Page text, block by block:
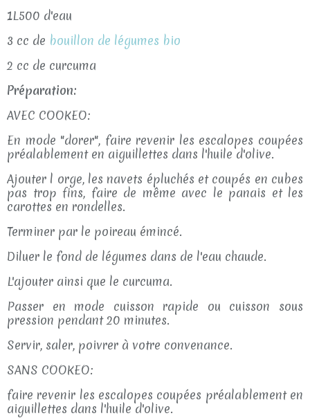
1L500 d'eau
3 cc de bouillon de légumes bio
2 cc de curcuma
Préparation:
AVEC COOKEO:
En mode "dorer", faire revenir les escalopes coupées
préalablement en aiguillettes dans l'huile d'olive.
Ajouter l orge, les navets épluchés et coupés en cubes
pas trop fins, faire de même avec le panais et les
carottes en rondelles.
Terminer par le poireau émincé.
Diluer le fond de légumes dans de l'eau chaude.
L'ajouter ainsi que le curcuma.
Passer en mode cuisson rapide ou cuisson sous
pression pendant 20 minutes.
Servir, saler, poivrer à votre convenance.
SANS COOKEO:
faire revenir les escalopes coupées préalablement en
aiguillettes dans l'huile d'olive.